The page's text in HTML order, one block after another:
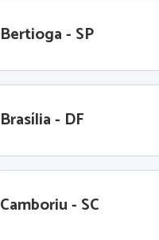
Bertioga - SP
Brasília - DF
Camboriu - SC